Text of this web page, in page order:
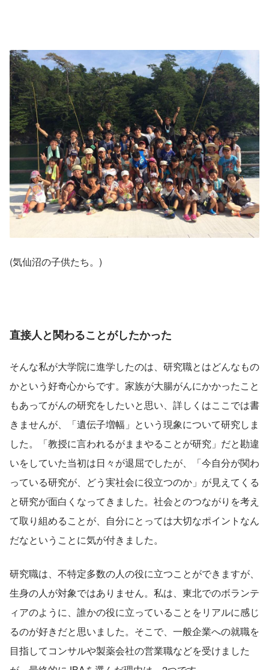
(気仙沼の子供たち。)
直接人と関わることがしたかった
そんな私が大学院に進学したのは、研究職とはどんなもの
かという好奇心からです。家族が大腸がんにかかったこと
もあってがんの研究をしたいと思い、詳しくはここでは書
きませんが、「遺伝子増幅」という現象について研究しま
した。「教授に言われるがままやることが研究」だと勘違
いをしていた当初は日々が退屈でしたが、「今自分が関わ
っている研究が、どう実社会に役立つのか」が見えてくる
と研究が面白くなってきました。社会とのつながりを考え
て取り組めることが、自分にとっては大切なポイントなん
だなということに気が付きました。
研究職は、不特定多数の人の役に立つことができますが、
生身の人が対象ではありません。私は、東北でのボランテ
ィアのように、誰かの役に立っていることをリアルに感じ
るのが好きだと思いました。そこで、一般企業への就職を
目指してコンサルや製薬会社の営業職などを受けました